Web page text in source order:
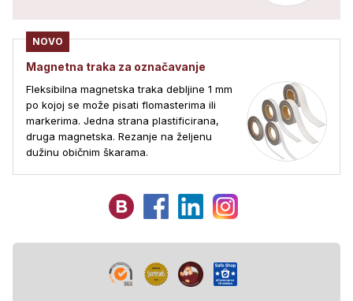
NOVO
Magnetna traka za označavanje
Fleksibilna magnetska traka debljine 1 mm
po kojoj se može pisati flomasterima ili
markerima. Jedna strana plastificirana,
druga magnetska. Rezanje na željenu
dužinu običnim škarama.